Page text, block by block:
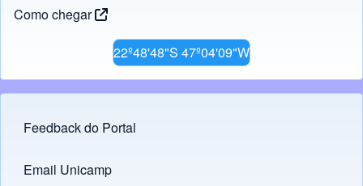
Como chegar
22º48'48"S 47º04'09"W
Footer menu
Feedback do Portal
Links
Email Unicamp
(opens in new tab)